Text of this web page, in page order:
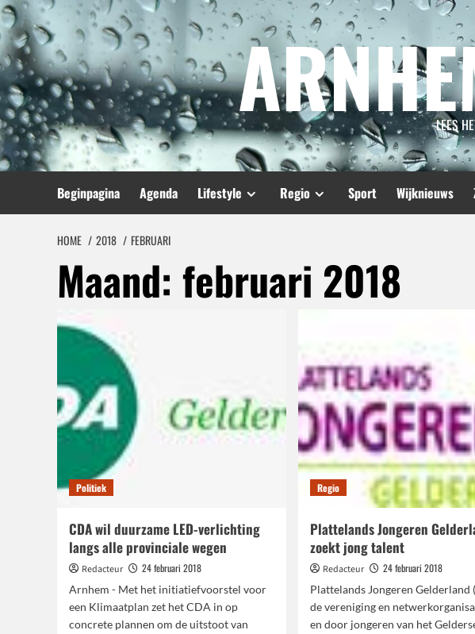
Spring
naar
inhoud
LEES
Beginpagina Agenda Lifestyle Regio Sport Wijknieuws
HOME 2018 FEBRUARI
Maand: februari 2018
Politiek
CDA wil duurzame LED-verlichting
langs alle provinciale wegen
Redacteur
24 februari 2018
Arnhem - Met het initiatiefvoorstel voor
een Klimaatplan zet het CDA in op
concrete plannen om de uitstoot van
Regio
Plattelands Jongeren
zoekt jong talent
Redacteur
24 februari 2018
Plattelands Jongeren Gelderland
de vereniging en
en door jongeren van het